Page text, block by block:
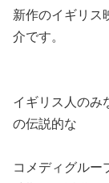
新作のイギリス
介です。
イギリス人のみ
の伝説的な
コメディグルー